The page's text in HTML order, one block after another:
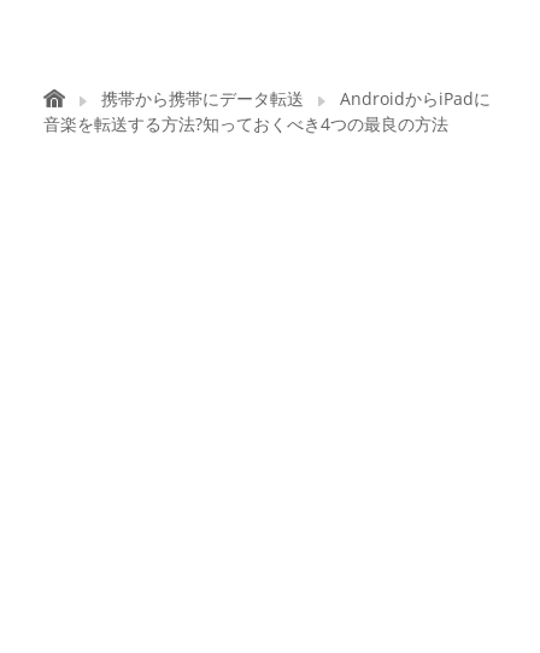
携帯から携帯にデータ転送
AndroidからiPadに
音楽を転送する方法?知っておくべき4つの最良の方法